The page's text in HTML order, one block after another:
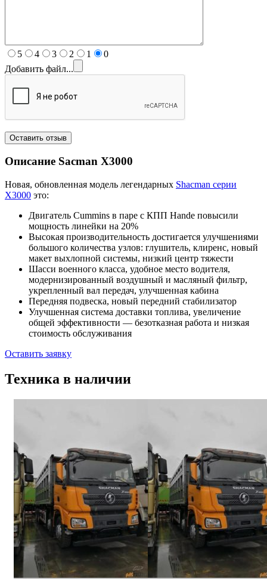
5 4 3 2 1
0
Добавить файл...
Описание Sacman X3000
Новая, обновленная модель легендарных Shacman серии
X3000 это:
Двигатель Cummins в паре с КПП Hande повысили
мощность линейки на 20%
Высокая производительность достигается улучшениями
большого количества узлов: глушитель, клиренс, новый
макет выхлопной системы, низкий центр тяжести
Шасси военного класса, удобное место водителя,
модернизированный воздушный и масляный фильтр,
укрепленный вал передач, улучшенная кабина
Передняя подвеска, новый передний стабилизатор
Улучшенная система доставки топлива, увеличение
общей эффективности — безотказная работа и низкая
стоимость обслуживания
Оставить заявку
Техника в наличии